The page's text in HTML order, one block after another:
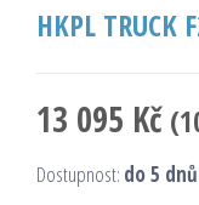
HKPL TRUCK
13 095 Kč (
Dostupnost: do 5 dnů